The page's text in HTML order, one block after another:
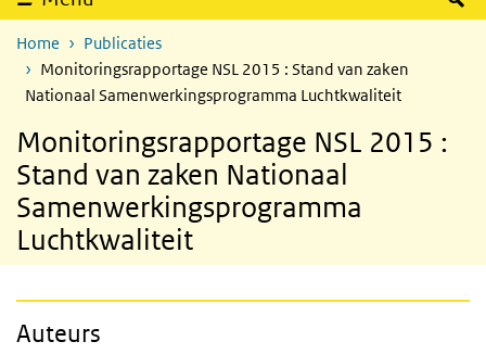
Home
Publicaties
Monitoringsrapportage NSL 2015 : Stand van zaken
Nationaal Samenwerkingsprogramma Luchtkwaliteit
Monitoringsrapportage NSL 2015 :
Stand van zaken Nationaal
Samenwerkingsprogramma
Luchtkwaliteit
Auteurs